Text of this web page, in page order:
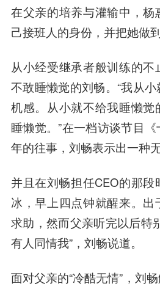
在父亲的培养与灌输中，杨
己接班人的身份，并把她做到
从小经受继承者般训练的
不敢睡懒觉的刘畅。“我从
机感。从小就不给我睡懒
睡懒觉。”在一档访谈节目
年的往事，刘畅表示出一种无
并且在刘畅担任CEO的那
冰，早上四点钟就醒来。
求助，然而父亲听完以后特
有人同情我”，刘畅说道。
面对父亲的“冷酷无情”，刘